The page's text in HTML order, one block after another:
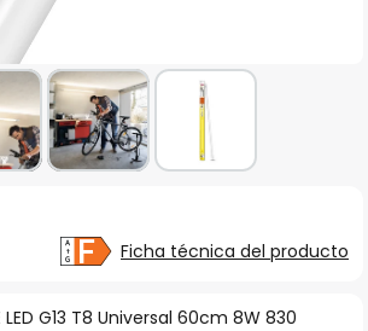
LED G13 T8 Universal 60cm 8W 830
Ficha técnica del producto